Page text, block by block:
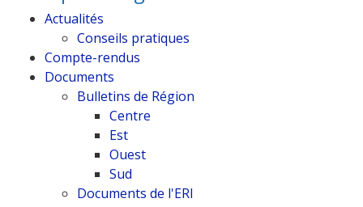
Actualités
Conseils pratiques
Compte-rendus
Documents
Bulletins de Région
Centre
Est
Ouest
Sud
Documents de l'ERI